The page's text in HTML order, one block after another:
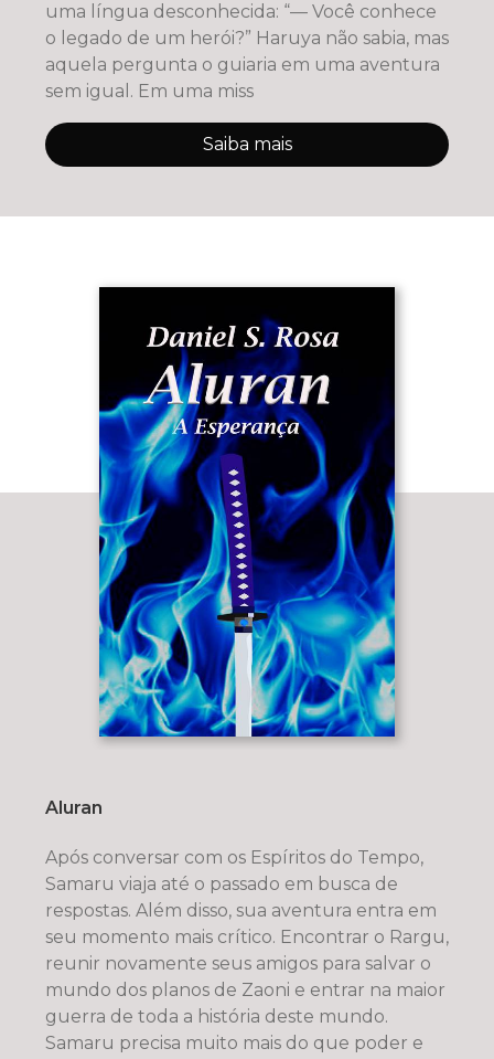
uma língua desconhecida: “— Você conhece
o legado de um herói?” Haruya não sabia, mas
aquela pergunta o guiaria em uma aventura
sem igual. Em uma miss
Saiba mais
Aluran
Após conversar com os Espíritos do Tempo,
Samaru viaja até o passado em busca de
respostas. Além disso, sua aventura entra em
seu momento mais crítico. Encontrar o Rargu,
reunir novamente seus amigos para salvar o
mundo dos planos de Zaoni e entrar na maior
guerra de toda a história deste mundo.
Samaru precisa muito mais do que poder e